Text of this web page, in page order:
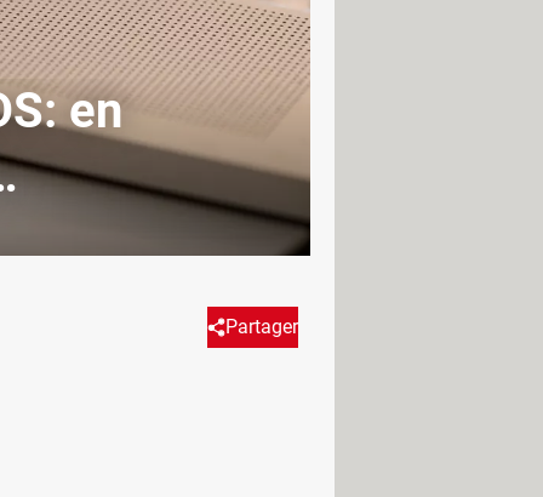
en
Partager
120%. El archivo MDF
ser grabado.Te contamos